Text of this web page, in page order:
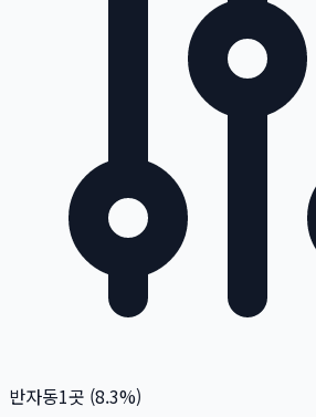
반자동1곳 (8.3%)